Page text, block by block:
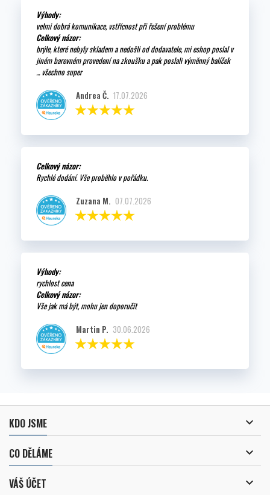
Výhody:
velmi dobrá komunikace, vstřícnost při řešení problému
Celkový názor:
brýle, které nebyly skladem a nedošli od dodavatele, mi eshop poslal v
jiném barevném provedení na zkoušku a pak poslali výměnný balíček
... všechno super
Andrea Č. 17.07.2026
Celkový názor:
Rychlé dodání. Vše proběhlo v pořádku.
Zuzana M. 07.07.2026
Výhody:
rychlost cena
Celkový názor:
Vše jak má být, mohu jen doporučit
Martin P. 30.06.2026
KDO JSME 
CO DĚLÁME 
VÁŠ ÚČET 